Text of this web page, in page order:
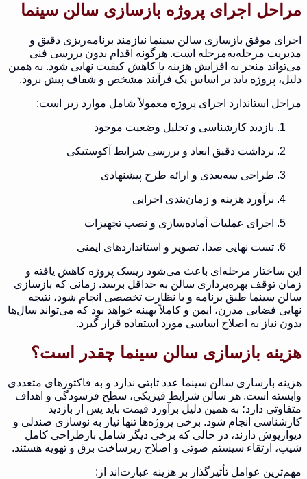
مراحل اجرای پروژه بازسازی سالن سینما
اجرای موفق بازسازی سالن سینما نیازمند برنامه‌ریزی دقیق و
مدیریت مرحله‌به‌مرحله است. هرگونه اقدام بدون بررسی فنی
می‌تواند منجر به افزایش هزینه یا کاهش کیفیت نهایی شود. به همین
دلیل، پروژه باید بر اساس یک فرآیند مشخص و شفاف پیش برود.
مراحل استاندارد اجرای پروژه معمولاً شامل موارد زیر است:
بازدید کارشناسی و تحلیل وضعیت موجود
برداشت دقیق ابعاد و بررسی شرایط آکوستیکی
طراحی سه‌بعدی و ارائه طرح پیشنهادی
برآورد هزینه و زمان‌بندی اجرایی
اجرای عملیات آماده‌سازی و نصب تجهیزات
تست نهایی صدا، تصویر و استانداردهای ایمنی
این ساختار مرحله‌ای باعث می‌شود ریسک پروژه کاهش یافته و
زمان توقف بهره‌برداری سالن به حداقل برسد. زمانی که بازسازی
سالن سینما طبق برنامه و با نظارت تخصصی انجام شود، نتیجه
نهایی فضایی مدرن، ایمن و کاملاً بهینه خواهد بود که می‌تواند سال‌ها
بدون نیاز به اصلاح اساسی مورد استفاده قرار گیرد.
هزینه بازسازی سالن سینما چقدر است؟
هزینه بازسازی سالن سینما عدد ثابتی ندارد و به فاکتورهای متعددی
وابسته است. هر سالن شرایط فیزیکی، سطح فرسودگی و اهداف
متفاوتی دارد؛ به همین دلیل برآورد قیمت باید پس از بازدید
کارشناسی انجام شود. برخی پروژه‌ها تنها نیاز به نوسازی صندلی و
دیوارپوش دارند، در حالی که برخی دیگر شامل بازطراحی کامل
شیب، ارتقاء سیستم صوتی و اصلاح زیرساخت برق و تهویه هستند.
مهم‌ترین عوامل تأثیرگذار بر هزینه عبارت‌اند از: